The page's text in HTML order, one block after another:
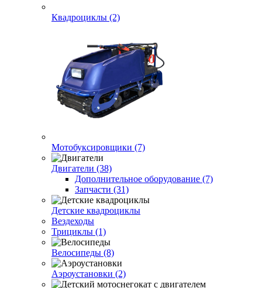
Квадроциклы (2)
Мотобуксировщики (7)
Двигатели (38)
Дополнительное оборудование (7)
Запчасти (31)
Детские квадроциклы
Вездеходы
Трициклы (1)
Велосипеды (8)
Аэроустановки (2)